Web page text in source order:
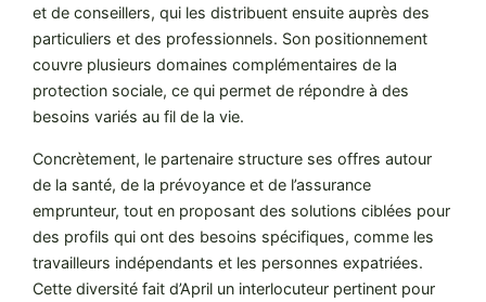
et de conseillers, qui les distribuent ensuite auprès des
particuliers et des professionnels. Son positionnement
couvre plusieurs domaines complémentaires de la
protection sociale, ce qui permet de répondre à des
besoins variés au fil de la vie.
Concrètement, le partenaire structure ses offres autour
de la santé, de la prévoyance et de l’assurance
emprunteur, tout en proposant des solutions ciblées pour
des profils qui ont des besoins spécifiques, comme les
travailleurs indépendants et les personnes expatriées.
Cette diversité fait d’April un interlocuteur pertinent pour